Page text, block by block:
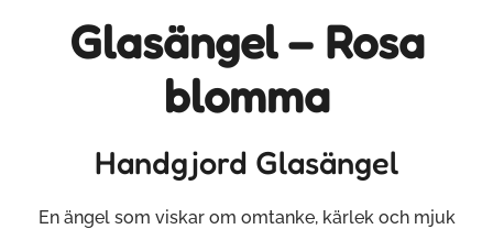
Glasängel – Rosa
blomma
Handgjord Glasängel
En ängel som viskar om omtanke, kärlek och mjuk